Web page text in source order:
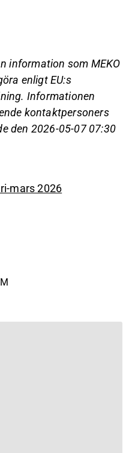
information som MEKO
enligt EU:s
Informationen
kontaktpersoners
den 2026-05-07 07:30
mars 2026